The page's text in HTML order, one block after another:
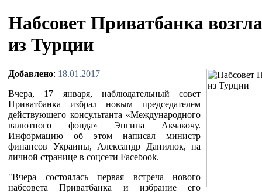
Набсовет Приватбанка
из Турции
Добавлено: 18.01.2017
Вчера, 17 января, наблюдательный совет
Приватбанка избрал новым председателем
действующего консультанта «Международного
валютного фонда» Энгина Акчакочу.
Информацию об этом написал министр
финансов Украины, Александр Данилюк, на
личной странице в соцсети Facebook.
"Вчера состоялась первая встреча нового
набсовета Приватбанка и избрание его